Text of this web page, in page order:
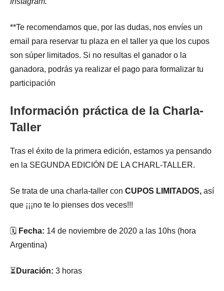
**Te recomendamos que, por las dudas, nos envíes un
email para reservar tu plaza en el taller ya que los cupos
son súper limitados. Si no resultas el ganador o la
ganadora, podrás ya realizar el pago para formalizar tu
participación
Información práctica de la Charla-
Taller
Tras el éxito de la primera edición, estamos ya pensando
en la SEGUNDA EDICIÓN DE LA CHARL-TALLER.
Se trata de una charla-taller con CUPOS LIMITADOS, así
que ¡¡¡no te lo pienses dos veces!!!
🗓 Fecha: 14 de noviembre de 2020 a las 10hs (hora
Argentina)
⏳ Duración: 3 horas